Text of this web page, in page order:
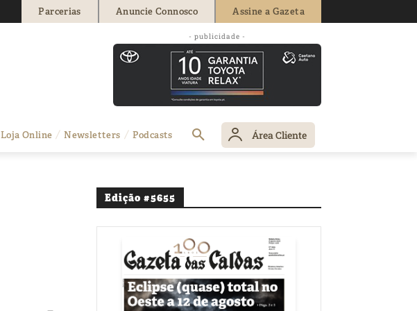
Parcerias Anuncie Connosco Assine a Gazeta
- publicidade -
Loja Online Newsletters Podcasts Área Cliente
Edição #5655